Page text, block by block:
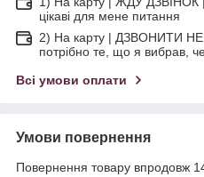
цікаві для мене питання
2) На карту | ДЗВОНИТИ
потрібно те, що я вибрав,
Всі умови оплати
Умови повернення
Повернення товару впродовж